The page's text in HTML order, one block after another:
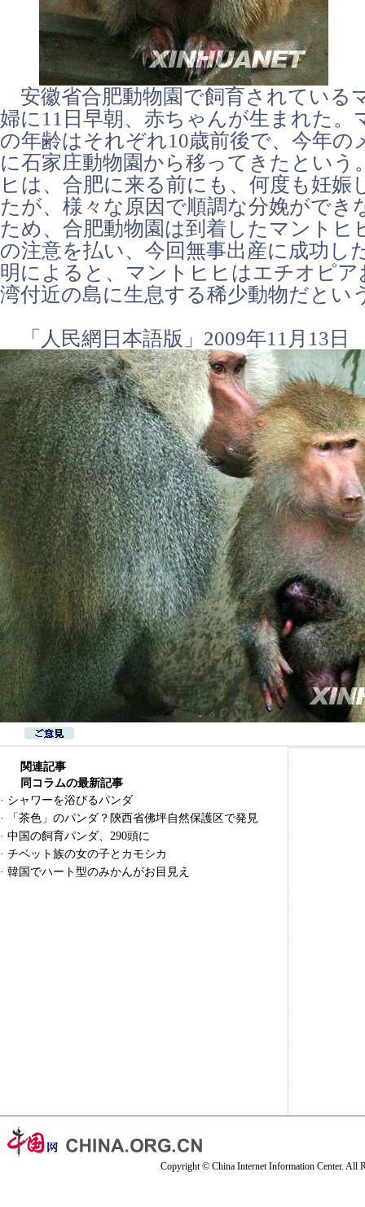
安徽省合肥動物園で飼育されている
婦に11日早朝、赤ちゃんが生まれた。
の年齢はそれぞれ10歳前後で、今年の
に石家庄動物園から移ってきたという
ヒは、合肥に来る前にも、何度も妊娠
たが、様々な原因で順調な分娩ができ
ため、合肥動物園は到着したマントヒ
の注意を払い、今回無事出産に成功し
明によると、マントヒヒはエチオピ
湾付近の島に生息する稀少動物だとい
「人民網日本語版」2009年11月13日
関連記事
同コラムの最新記事
· シャワーを浴びるパンダ
·
「茶色」のパンダ？陝西省佛坪自然保護区で発見
· 中国の飼育パンダ、290頭に
· チベット族の女の子とカモシカ
· 韓国でハート型のみかんがお目見え